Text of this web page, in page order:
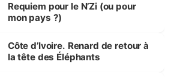
Requiem pour le N’Zi (ou pour
mon pays ?)
Côte d’Ivoire. Renard de retour à
la tête des Éléphants